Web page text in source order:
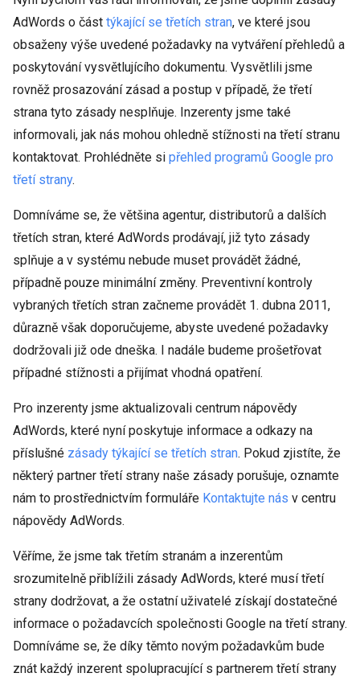
AdWords o část týkající se třetích stran, ve které jsou
obsaženy výše uvedené požadavky na vytváření přehledů a
poskytování vysvětlujícího dokumentu. Vysvětlili jsme
rovněž prosazování zásad a postup v případě, že třetí
strana tyto zásady nesplňuje. Inzerenty jsme také
informovali, jak nás mohou ohledně stížnosti na třetí stranu
kontaktovat. Prohlédněte si přehled programů Google pro
třetí strany.
Domníváme se, že většina agentur, distributorů a dalších
třetích stran, které AdWords prodávají, již tyto zásady
splňuje a v systému nebude muset provádět žádné,
případně pouze minimální změny. Preventivní kontroly
vybraných třetích stran začneme provádět 1. dubna 2011,
důrazně však doporučujeme, abyste uvedené požadavky
dodržovali již ode dneška. I nadále budeme prošetřovat
případné stížnosti a přijímat vhodná opatření.
Pro inzerenty jsme aktualizovali centrum nápovědy
AdWords, které nyní poskytuje informace a odkazy na
příslušné zásady týkající se třetích stran. Pokud zjistíte, že
některý partner třetí strany naše zásady porušuje, oznamte
nám to prostřednictvím formuláře Kontaktujte nás v centru
nápovědy AdWords.
Věříme, že jsme tak třetím stranám a inzerentům
srozumitelně přiblížili zásady AdWords, které musí třetí
strany dodržovat, a že ostatní uživatelé získají dostatečné
informace o požadavcích společnosti Google na třetí strany.
Domníváme se, že díky těmto novým požadavkům bude
znát každý inzerent spolupracující s partnerem třetí strany